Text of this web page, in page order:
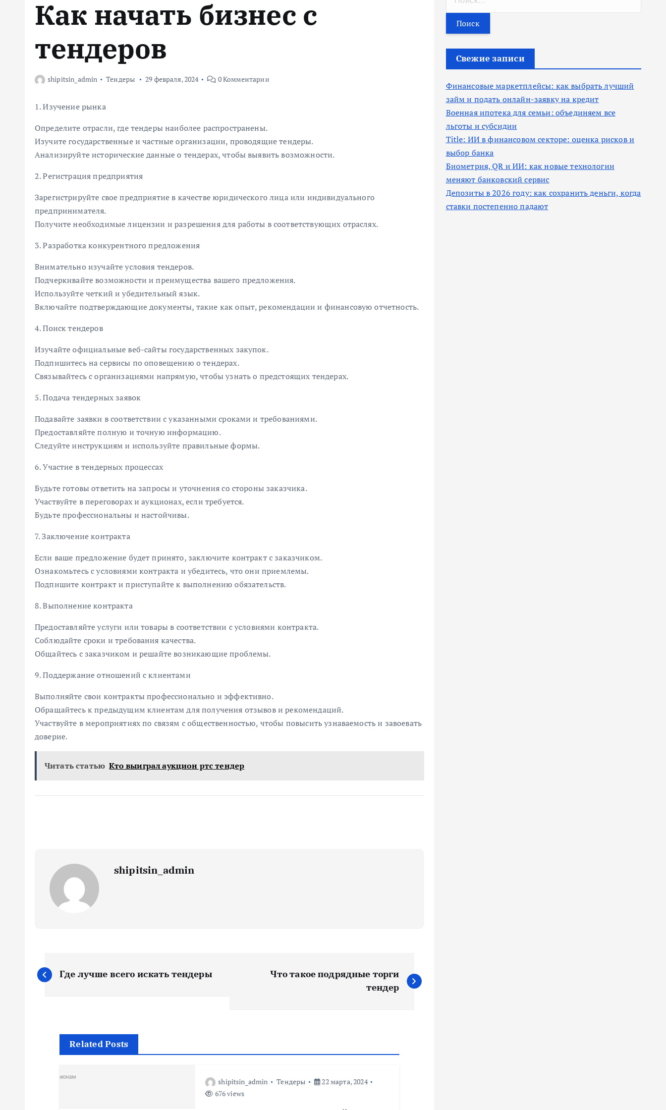
Как начать бизнес с
тендеров
shipitsin_admin Тендеры 29 февраля, 2024 0 Комментарии
1. Изучение рынка
Определите отрасли, где тендеры наиболее распространены.
Изучите государственные и частные организации, проводящие тендеры.
Анализируйте исторические данные о тендерах, чтобы выявить возможности.
2. Регистрация предприятия
Зарегистрируйте свое предприятие в качестве юридического лица или индивидуального
предпринимателя.
Получите необходимые лицензии и разрешения для работы в соответствующих отраслях.
3. Разработка конкурентного предложения
Внимательно изучайте условия тендеров.
Подчеркивайте возможности и преимущества вашего предложения.
Используйте четкий и убедительный язык.
Включайте подтверждающие документы, такие как опыт, рекомендации и финансовую отчетность.
4. Поиск тендеров
Изучайте официальные веб-сайты государственных закупок.
Подпишитесь на сервисы по оповещению о тендерах.
Связывайтесь с организациями напрямую, чтобы узнать о предстоящих тендерах.
5. Подача тендерных заявок
Подавайте заявки в соответствии с указанными сроками и требованиями.
Предоставляйте полную и точную информацию.
Следуйте инструкциям и используйте правильные формы.
6. Участие в тендерных процессах
Будьте готовы ответить на запросы и уточнения со стороны заказчика.
Участвуйте в переговорах и аукционах, если требуется.
Будьте профессиональны и настойчивы.
7. Заключение контракта
Если ваше предложение будет принято, заключите контракт с заказчиком.
Ознакомьтесь с условиями контракта и убедитесь, что они приемлемы.
Подпишите контракт и приступайте к выполнению обязательств.
8. Выполнение контракта
Предоставляйте услуги или товары в соответствии с условиями контракта.
Соблюдайте сроки и требования качества.
Общайтесь с заказчиком и решайте возникающие проблемы.
9. Поддержание отношений с клиентами
Выполняйте свои контракты профессионально и эффективно.
Обращайтесь к предыдущим клиентам для получения отзывов и рекомендаций.
Участвуйте в мероприятиях по связям с общественностью, чтобы повысить узнаваемость и завоевать
доверие.
Читать статью Кто выиграл аукцион ртс тендер
shipitsin_admin
Н
Где лучше всего искать тендеры
Что такое подрядные торги
тендер
Related Posts
shipitsin_admin Тендеры
22 марта, 2024
676 views
т
и
Свежие записи
Финансовые маркетплейсы: как выбрать лучший
займ и подать онлайн-заявку на кредит
Военная ипотека для семьи: объединяем все
льготы и субсидии
Title: ИИ в финансовом секторе: оценка рисков и
выбор банка
Биометрия, QR и ИИ: как новые технологии
меняют банковский сервис
Депозиты в 2026 году: как сохранить деньги, когда
ставки постепенно падают